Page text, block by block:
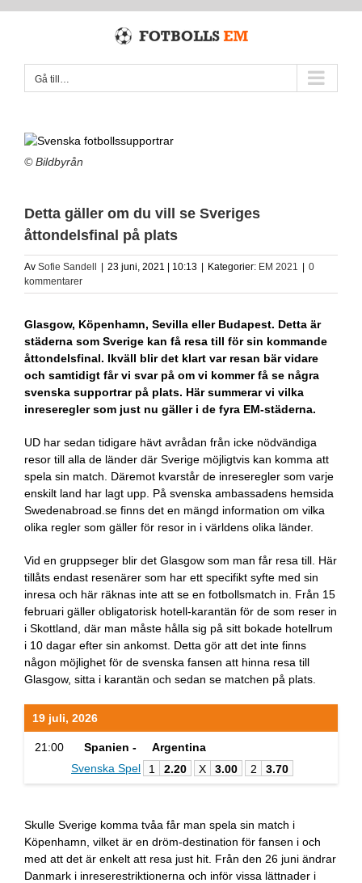
Gå till…
© Bildbyrån
Detta gäller om du vill se Sveriges
åttondelsfinal på plats
Av Sofie Sandell 23 juni, 2021 | 10:13 Kategorier: EM 2021
0
kommentarer
Glasgow, Köpenhamn, Sevilla eller Budapest. Detta är
städerna som Sverige kan få resa till för sin kommande
åttondelsfinal. Ikväll blir det klart var resan bär vidare
och samtidigt får vi svar på om vi kommer få se några
svenska supportrar på plats. Här summerar vi vilka
inreseregler som just nu gäller i de fyra EM-städerna.
UD har sedan tidigare hävt avrådan från icke nödvändiga
resor till alla de länder där Sverige möjligtvis kan komma att
spela sin match. Däremot kvarstår de inreseregler som varje
enskilt land har lagt upp. På svenska ambassadens hemsida
Swedenabroad.se finns det en mängd information om vilka
olika regler som gäller för resor in i världens olika länder.
Vid en gruppseger blir det Glasgow som man får resa till. Här
tillåts endast resenärer som har ett specifikt syfte med sin
inresa och här räknas inte att se en fotbollsmatch in. Från 15
februari gäller obligatorisk hotell-karantän för de som reser in
i Skottland, där man måste hålla sig på sitt bokade hotellrum
i 10 dagar efter sin ankomst. Detta gör att det inte finns
någon möjlighet för de svenska fansen att hinna resa till
Glasgow, sitta i karantän och sedan se matchen på plats.
19 juli, 2026
21:00 Spanien -
Argentina
Svenska Spel
1 2.20 X 3.00 2 3.70
Skulle Sverige komma tvåa får man spela sin match i
Köpenhamn, vilket är en dröm-destination för fansen i och
med att det är enkelt att resa just hit. Från den 26 juni ändrar
Danmark i inreserestriktionerna och inför vissa lättnader i